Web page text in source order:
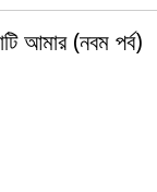
আমার (নবম পর্ব)